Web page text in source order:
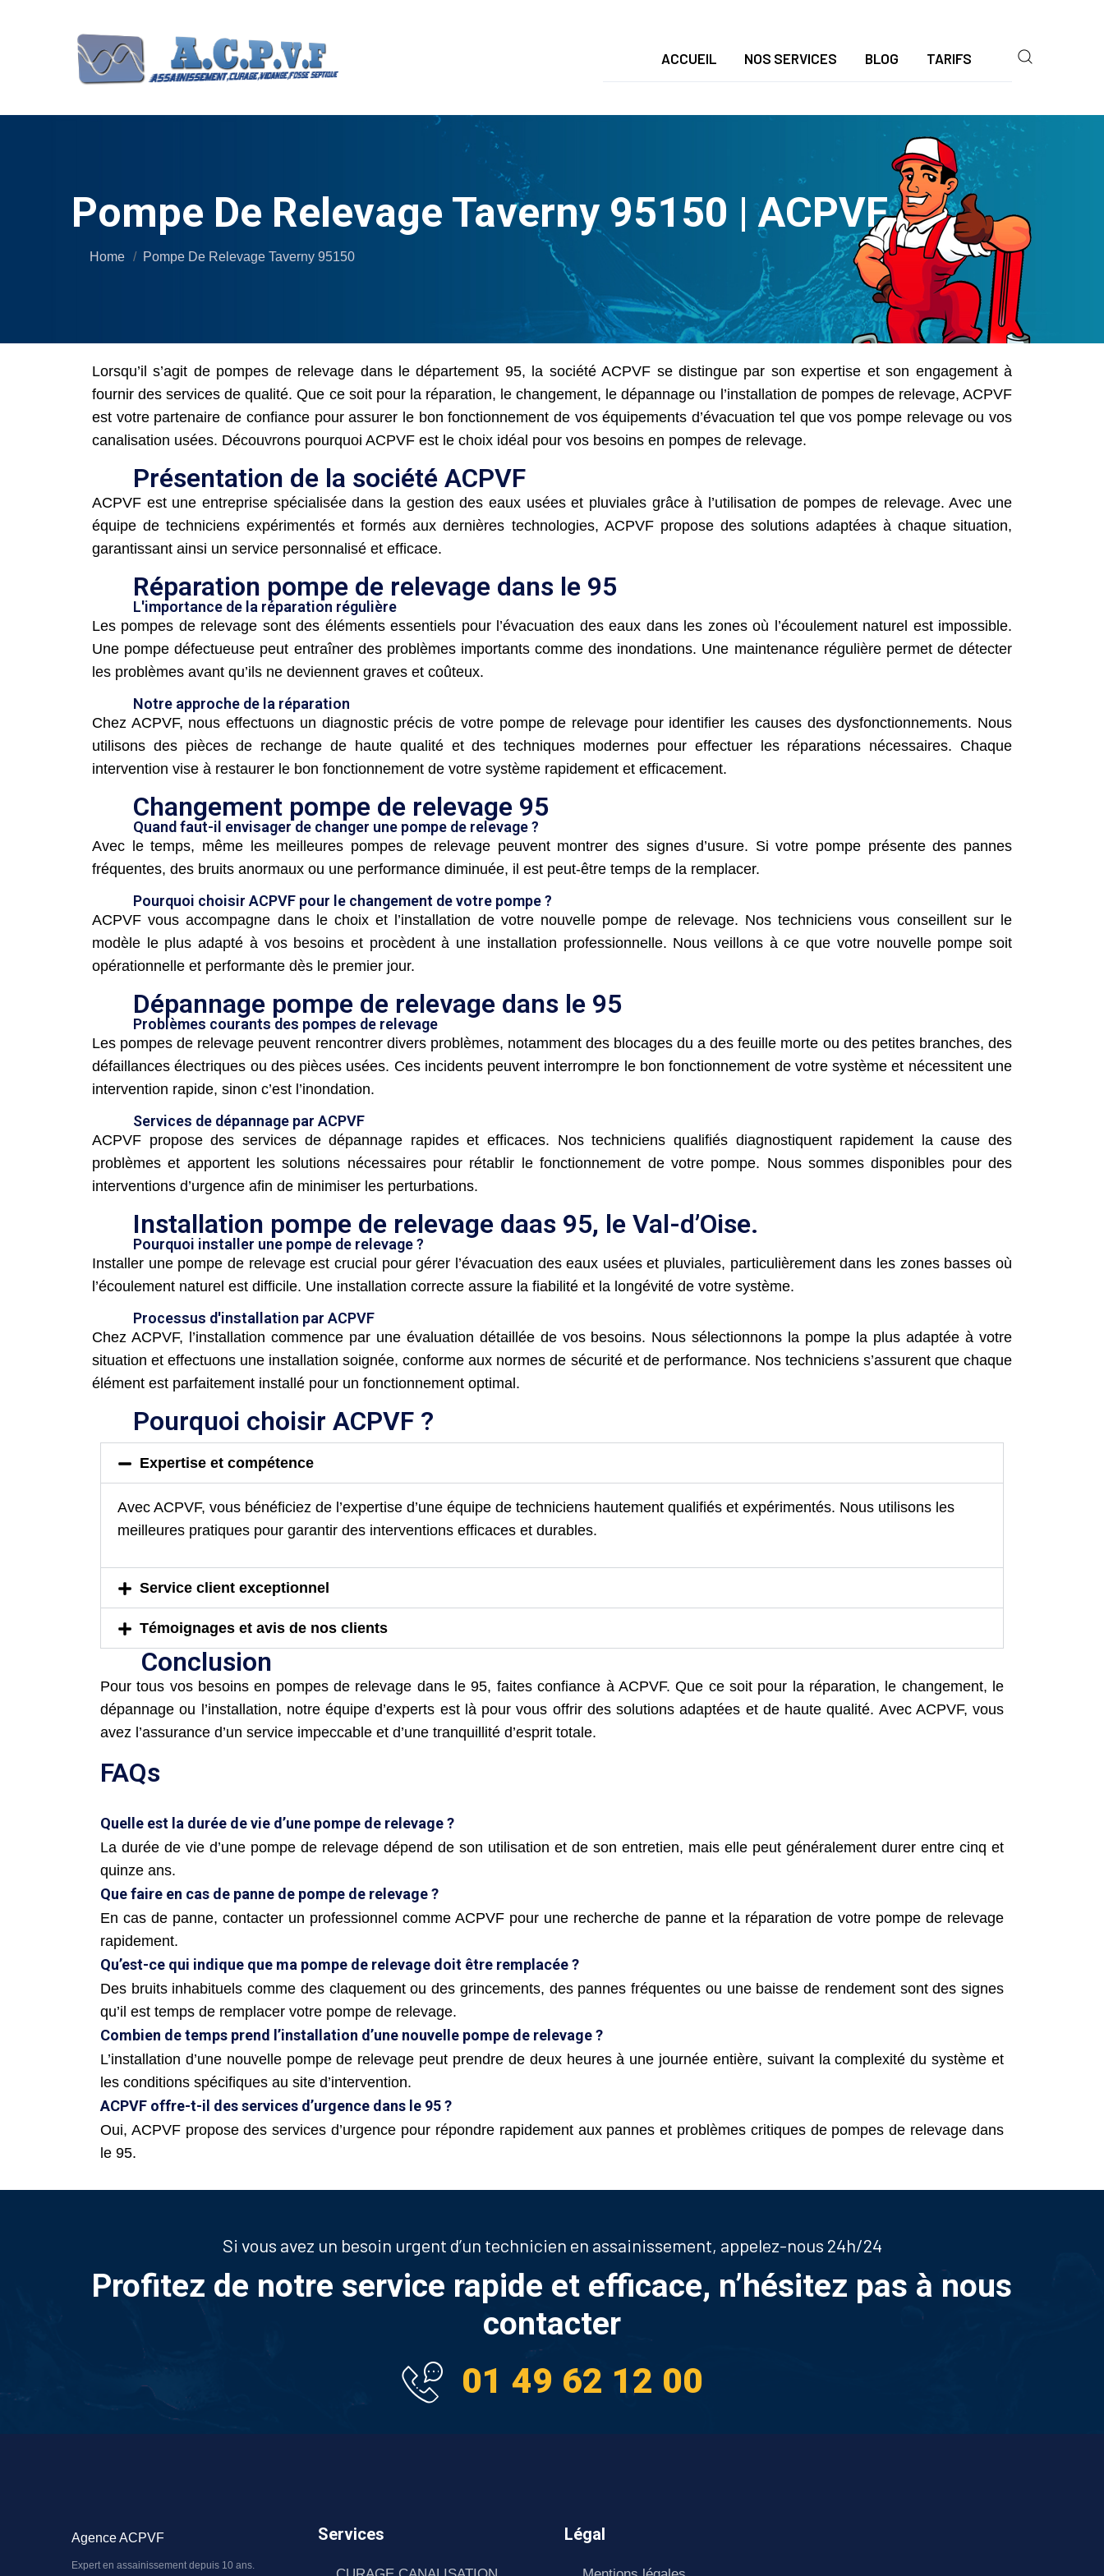
ACCUEIL NOS SERVICES BLOG TARIFS
Pompe De Relevage Taverny 95150 | ACPVF
Home Pompe De Relevage Taverny 95150
Lorsqu’il s’agit de pompes de relevage dans le département 95, la société ACPVF se distingue par son expertise et son engagement à
fournir des services de qualité. Que ce soit pour la réparation, le changement, le dépannage ou l’installation de pompes de relevage, ACPVF
est votre partenaire de confiance pour assurer le bon fonctionnement de vos équipements d’évacuation tel que vos pompe relevage ou vos
canalisation usées. Découvrons pourquoi ACPVF est le choix idéal pour vos besoins en pompes de relevage.
Présentation de la société ACPVF
ACPVF est une entreprise spécialisée dans la gestion des eaux usées et pluviales grâce à l’utilisation de pompes de relevage. Avec une
équipe de techniciens expérimentés et formés aux dernières technologies, ACPVF propose des solutions adaptées à chaque situation,
garantissant ainsi un service personnalisé et efficace.
Réparation pompe de relevage dans le 95
L'importance de la réparation régulière
Les pompes de relevage sont des éléments essentiels pour l’évacuation des eaux dans les zones où l’écoulement naturel est impossible.
Une pompe défectueuse peut entraîner des problèmes importants comme des inondations. Une maintenance régulière permet de détecter
les problèmes avant qu’ils ne deviennent graves et coûteux.
Notre approche de la réparation
Chez ACPVF, nous effectuons un diagnostic précis de votre pompe de relevage pour identifier les causes des dysfonctionnements. Nous
utilisons des pièces de rechange de haute qualité et des techniques modernes pour effectuer les réparations nécessaires. Chaque
intervention vise à restaurer le bon fonctionnement de votre système rapidement et efficacement.
Changement pompe de relevage 95
Quand faut-il envisager de changer une pompe de relevage ?
Avec le temps, même les meilleures pompes de relevage peuvent montrer des signes d’usure. Si votre pompe présente des pannes
fréquentes, des bruits anormaux ou une performance diminuée, il est peut-être temps de la remplacer.
Pourquoi choisir ACPVF pour le changement de votre pompe ?
ACPVF vous accompagne dans le choix et l’installation de votre nouvelle pompe de relevage. Nos techniciens vous conseillent sur le
modèle le plus adapté à vos besoins et procèdent à une installation professionnelle. Nous veillons à ce que votre nouvelle pompe soit
opérationnelle et performante dès le premier jour.
Dépannage pompe de relevage dans le 95
Problèmes courants des pompes de relevage
Les pompes de relevage peuvent rencontrer divers problèmes, notamment des blocages du a des feuille morte ou des petites branches, des
défaillances électriques ou des pièces usées. Ces incidents peuvent interrompre le bon fonctionnement de votre système et nécessitent une
intervention rapide, sinon c’est l’inondation.
Services de dépannage par ACPVF
ACPVF propose des services de dépannage rapides et efficaces. Nos techniciens qualifiés diagnostiquent rapidement la cause des
problèmes et apportent les solutions nécessaires pour rétablir le fonctionnement de votre pompe. Nous sommes disponibles pour des
interventions d’urgence afin de minimiser les perturbations.
Installation pompe de relevage daas 95, le Val-d’Oise.
Pourquoi installer une pompe de relevage ?
Installer une pompe de relevage est crucial pour gérer l’évacuation des eaux usées et pluviales, particulièrement dans les zones basses où
l’écoulement naturel est difficile. Une installation correcte assure la fiabilité et la longévité de votre système.
Processus d'installation par ACPVF
Chez ACPVF, l’installation commence par une évaluation détaillée de vos besoins. Nous sélectionnons la pompe la plus adaptée à votre
situation et effectuons une installation soignée, conforme aux normes de sécurité et de performance. Nos techniciens s’assurent que chaque
élément est parfaitement installé pour un fonctionnement optimal.
Pourquoi choisir ACPVF ?
Expertise et compétence
Avec ACPVF, vous bénéficiez de l’expertise d’une équipe de techniciens hautement qualifiés et expérimentés. Nous utilisons les
meilleures pratiques pour garantir des interventions efficaces et durables.
Service client exceptionnel
Témoignages et avis de nos clients
Conclusion
Pour tous vos besoins en pompes de relevage dans le 95, faites confiance à ACPVF. Que ce soit pour la réparation, le changement, le
dépannage ou l’installation, notre équipe d’experts est là pour vous offrir des solutions adaptées et de haute qualité. Avec ACPVF, vous
avez l’assurance d’un service impeccable et d’une tranquillité d’esprit totale.
FAQs
Quelle est la durée de vie d’une pompe de relevage ?
La durée de vie d’une pompe de relevage dépend de son utilisation et de son entretien, mais elle peut généralement durer entre cinq et
quinze ans.
Que faire en cas de panne de pompe de relevage ?
En cas de panne, contacter un professionnel comme ACPVF pour une recherche de panne et la réparation de votre pompe de relevage
rapidement.
Qu’est-ce qui indique que ma pompe de relevage doit être remplacée ?
Des bruits inhabituels comme des claquement ou des grincements, des pannes fréquentes ou une baisse de rendement sont des signes
qu’il est temps de remplacer votre pompe de relevage.
Combien de temps prend l’installation d’une nouvelle pompe de relevage ?
L’installation d’une nouvelle pompe de relevage peut prendre de deux heures à une journée entière, suivant la complexité du système et
les conditions spécifiques au site d’intervention.
ACPVF offre-t-il des services d’urgence dans le 95 ?
Oui, ACPVF propose des services d’urgence pour répondre rapidement aux pannes et problèmes critiques de pompes de relevage dans
le 95.
Si vous avez un besoin urgent d’un technicien en assainissement, appelez-nous 24h/24
Profitez de notre service rapide et efficace, n’hésitez pas à nous
contacter
01 49 62 12 00
Agence ACPVF
Expert en assainissement depuis 10 ans.
Services Légal